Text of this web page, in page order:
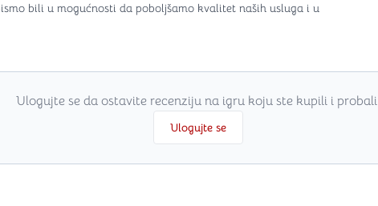
bili u mogućnosti da poboljšamo kvalitet naših usluga i u
Ulogujte se da ostavite recenziju na igru koju ste kupili i
Ulogujte se